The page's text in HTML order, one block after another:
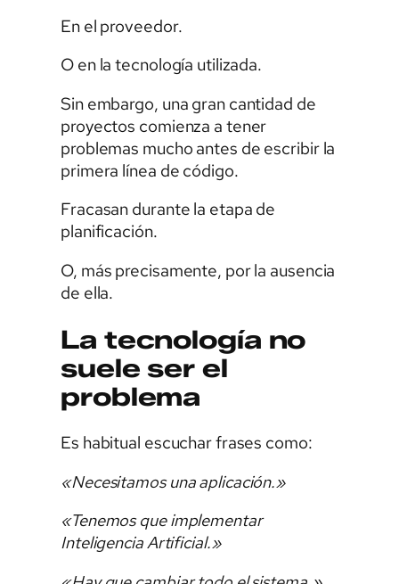
En el proveedor.
O en la tecnología utilizada.
Sin embargo, una gran cantidad de
proyectos comienza a tener
problemas mucho antes de escribir la
primera línea de código.
Fracasan durante la etapa de
planificación.
O, más precisamente, por la ausencia
de ella.
La tecnología no
suele ser el
problema
Es habitual escuchar frases como:
«Necesitamos una aplicación.»
«Tenemos que implementar
Inteligencia Artificial.»